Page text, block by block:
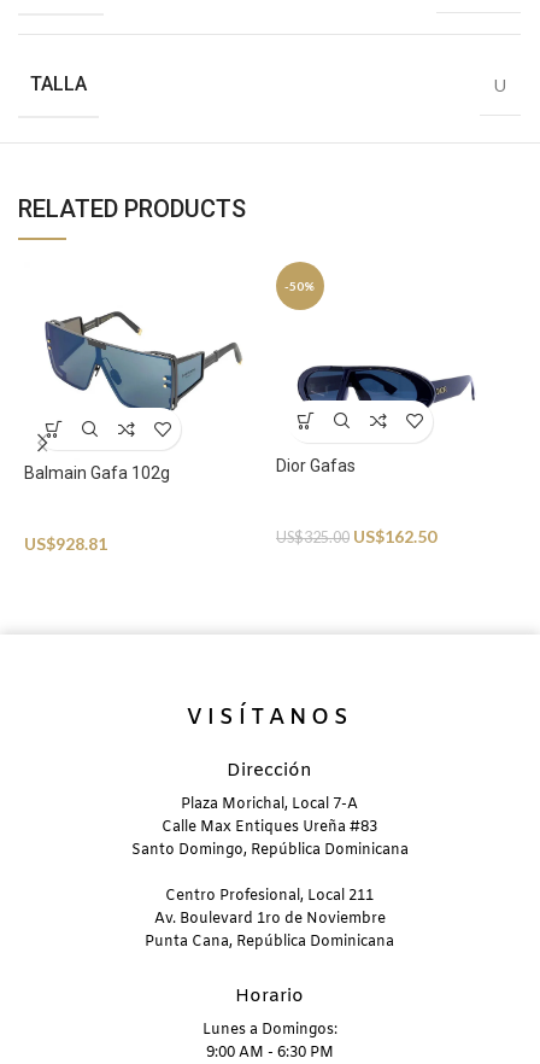
TALLA U
RELATED PRODUCTS
Balmain Gafa 102g
US$928.81
-50%
Dior Gafas
US$325.00 US$162.50
VISÍTANOS
Dirección
Plaza Morichal, Local 7-A
Calle Max Entiques Ureña #83
Santo Domingo, República Dominicana
Centro Profesional, Local 211
Av. Boulevard 1ro de Noviembre
Punta Cana, República Dominicana
Horario
Lunes a Domingos:
9:00 AM - 6:30 PM